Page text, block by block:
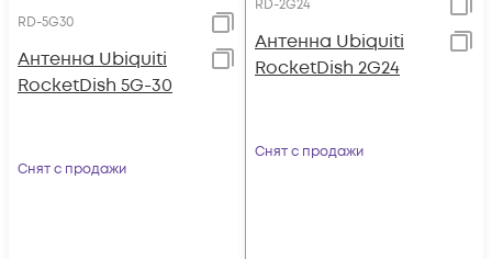
RD-5G30
Антенна Ubiquiti
RocketDish 5G-30
Снят с продажи
RD-2G24
Антенна Ubiquiti
RocketDish 2G24
Снят с продажи